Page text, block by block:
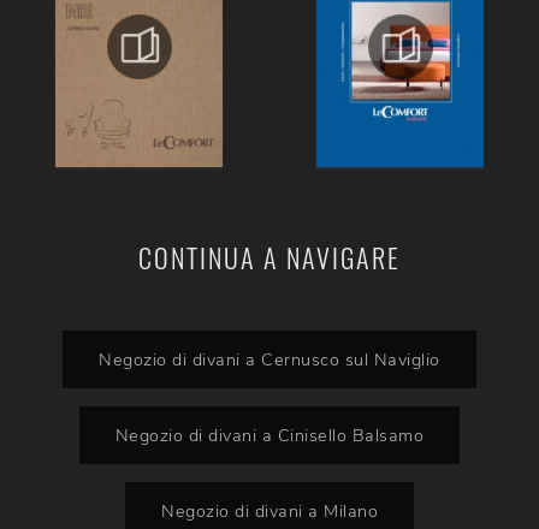
CONTINUA A NAVIGARE
Negozio di divani a Cernusco sul Naviglio
Negozio di divani a Cinisello Balsamo
Negozio di divani a Milano